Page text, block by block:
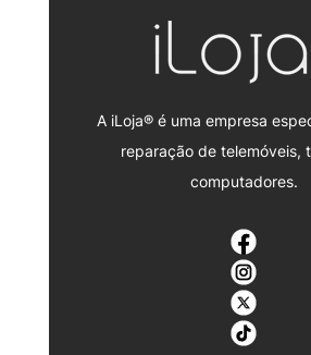
A iLoja® é uma empresa
reparação de telemóveis,
computadores.